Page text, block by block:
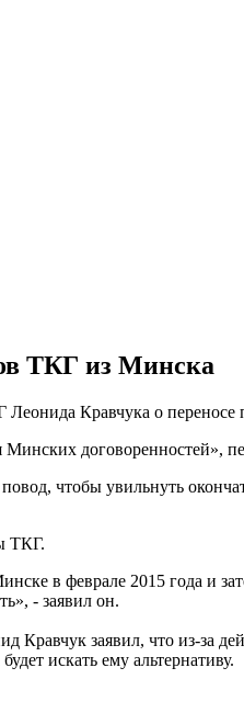
ТКГ из Минска
Кравчука о
договоренностей»,
чтобы увильнуть
ТКГ.
в феврале 2015 года
- заявил он.
Кравчук заявил, что из-за
искать ему альтернативу.